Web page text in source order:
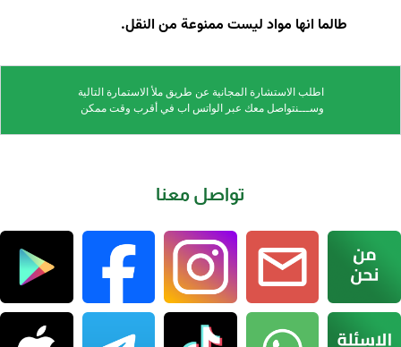
طالما انها مواد ليست ممنوعة من النقل.
اطلب الاستشارة المجانية عن طريق ملأ الاستمارة التالية
وســـنتواصل معك عبر الواتس اب في أقرب وقت ممكن
تواصل معنا